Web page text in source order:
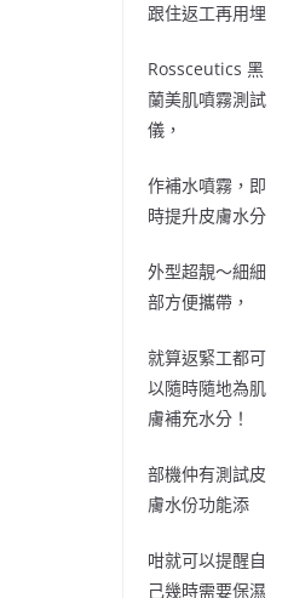
跟住返工再用埋
Rossceutics 黑
蘭美肌噴霧測試
儀，
作補水噴霧，即
時提升皮膚水分
外型超靚～細細
部方便攜帶，
就算返緊工都可
以隨時隨地為肌
膚補充水分！
部機仲有測試皮
膚水份功能添
咁就可以提醒自
己幾時需要保濕